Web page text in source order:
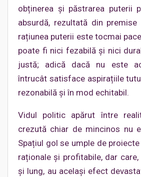
obținerea și păstrarea puterii
absurdă, rezultată din premise
rațiunea puterii este tocmai
poate fi nici fezabilă și nici
justă; adică dacă nu este
întrucât satisface aspirațiile
rezonabilă și în mod echitabil.
Vidul politic apărut între
crezută chiar de mincinos nu
Spațiul gol se umple de
raționale și profitabile, dar
și lung, au același efect